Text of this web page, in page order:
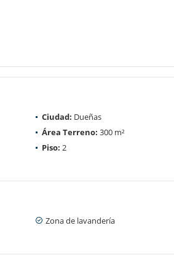
Ciudad: Dueñas
Área Terreno: 300 m²
Piso: 2
Zona de lavandería